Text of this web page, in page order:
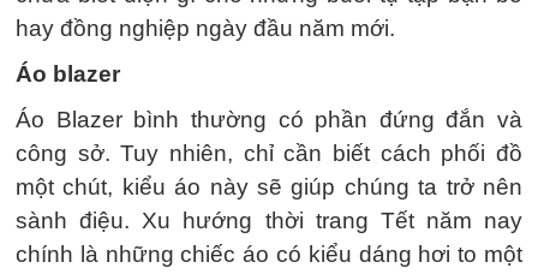
hay đồng nghiệp ngày đầu năm mới.
Áo blazer
Áo Blazer bình thường có phần đứng đắn và
công sở. Tuy nhiên, chỉ cần biết cách phối đồ
một chút, kiểu áo này sẽ giúp chúng ta trở nên
sành điệu. Xu hướng thời trang Tết năm nay
chính là những chiếc áo có kiểu dáng hơi to một